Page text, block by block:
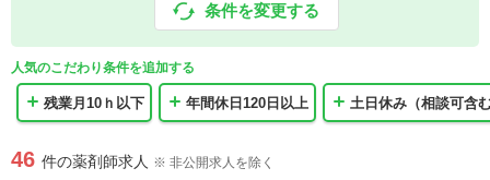
条件を変更する
人気のこだわり条件を追加する
残業月10ｈ以下 年間休日120日以上 土日休み（相談可含
46 件の薬剤師求人 ※ 非公開求人を除く